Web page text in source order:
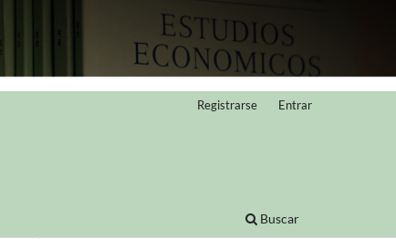
Buscar
Registrarse Entrar